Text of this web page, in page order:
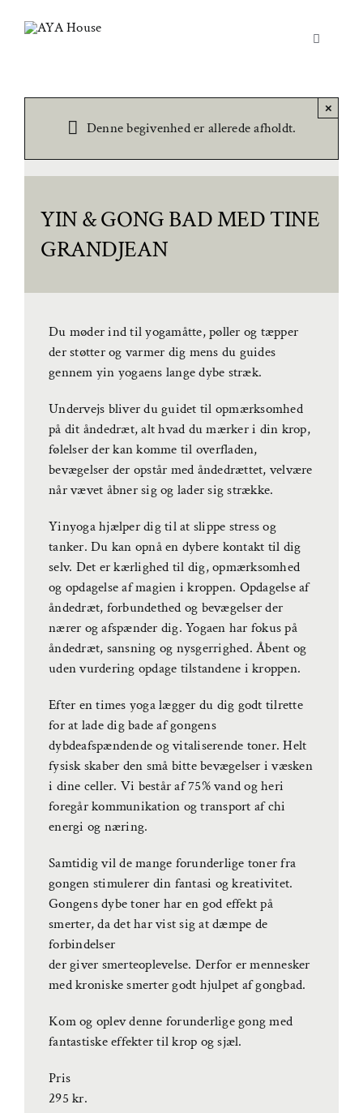
Toggle
Events
Lokaler
Denne begivenhed er allerede afholdt.
×
YIN & GONG BAD MED TINE
GRANDJEAN
Du møder ind til yogamåtte, pøller og tæpper
der støtter og varmer dig mens du guides
gennem yin yogaens lange dybe stræk.
Undervejs bliver du guidet til opmærksomhed
på dit åndedræt, alt hvad du mærker i din krop,
følelser der kan komme til overfladen,
bevægelser der opstår med åndedrættet, velvære
når vævet åbner sig og lader sig strække.
Yinyoga hjælper dig til at slippe stress og
tanker. Du kan opnå en dybere kontakt til dig
selv. Det er kærlighed til dig, opmærksomhed
og opdagelse af magien i kroppen. Opdagelse af
åndedræt, forbundethed og bevægelser der
nærer og afspænder dig. Yogaen har fokus på
åndedræt, sansning og nysgerrighed. Åbent og
uden vurdering opdage tilstandene i kroppen.
Efter en times yoga lægger du dig godt tilrette
for at lade dig bade af gongens
dybdeafspændende og vitaliserende toner. Helt
fysisk skaber den små bitte bevægelser i væsken
i dine celler. Vi består af 75% vand og heri
foregår kommunikation og transport af chi
energi og næring.
Samtidig vil de mange forunderlige toner fra
gongen stimulerer din fantasi og kreativitet.
Gongens dybe toner har en god effekt på
smerter, da det har vist sig at dæmpe de
forbindelser
der giver smerteoplevelse. Derfor er mennesker
med kroniske smerter godt hjulpet af gongbad.
Kom og oplev denne forunderlige gong med
fantastiske effekter til krop og sjæl.
Pris
295 kr.